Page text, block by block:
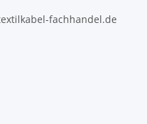
fachhandel.de